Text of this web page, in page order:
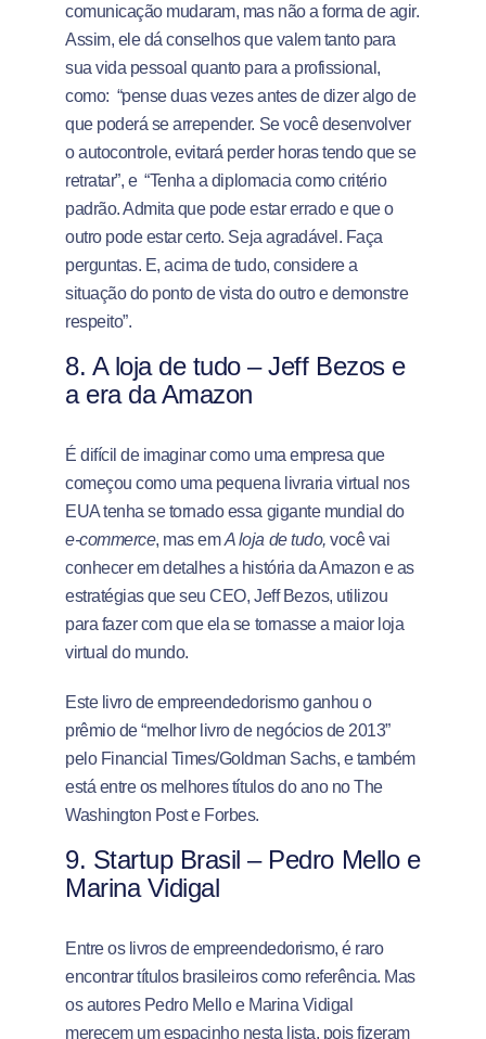
comunicação mudaram, mas não a forma de agir.
Assim, ele dá conselhos que valem tanto para
sua vida pessoal quanto para a profissional,
como: “pense duas vezes antes de dizer algo de
que poderá se arrepender. Se você desenvolver
o autocontrole, evitará perder horas tendo que se
retratar”, e “Tenha a diplomacia como critério
padrão. Admita que pode estar errado e que o
outro pode estar certo. Seja agradável. Faça
perguntas. E, acima de tudo, considere a
situação do ponto de vista do outro e demonstre
respeito”.
8. A loja de tudo – Jeff Bezos e
a era da Amazon
É difícil de imaginar como uma empresa que
começou como uma pequena livraria virtual nos
EUA tenha se tornado essa gigante mundial do
e-commerce, mas emA loja de tudo, você vai
conhecer em detalhes a história da Amazon e as
estratégias que seu CEO, Jeff Bezos, utilizou
para fazer com que ela se tornasse a maior loja
virtual do mundo.
Este livro de empreendedorismo ganhou o
prêmio de “melhor livro de negócios de 2013”
pelo Financial Times/Goldman Sachs, e também
está entre os melhores títulos do ano no The
Washington Post e Forbes.
9. Startup Brasil – Pedro Mello e
Marina Vidigal
Entre os livros de empreendedorismo, é raro
encontrar títulos brasileiros como referência. Mas
os autores Pedro Mello e Marina Vidigal
merecem um espacinho nesta lista, pois fizeram